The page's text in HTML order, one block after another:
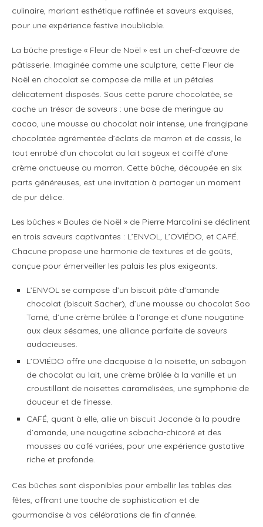
culinaire, mariant esthétique raffinée et saveurs exquises,
pour une expérience festive inoubliable.
La bûche prestige « Fleur de Noël » est un chef-d’œuvre de
pâtisserie. Imaginée comme une sculpture, cette Fleur de
Noël en chocolat se compose de mille et un pétales
délicatement disposés. Sous cette parure chocolatée, se
cache un trésor de saveurs : une base de meringue au
cacao, une mousse au chocolat noir intense, une frangipane
chocolatée agrémentée d’éclats de marron et de cassis, le
tout enrobé d’un chocolat au lait soyeux et coiffé d’une
crème onctueuse au marron. Cette bûche, découpée en six
parts généreuses, est une invitation à partager un moment
de pur délice.
Les bûches « Boules de Noël » de Pierre Marcolini se déclinent
en trois saveurs captivantes : L’ENVOL, L’OVIÉDO, et CAFÉ.
Chacune propose une harmonie de textures et de goûts,
conçue pour émerveiller les palais les plus exigeants.
L’ENVOL se compose d’un biscuit pâte d’amande
chocolat (biscuit Sacher), d’une mousse au chocolat Sao
Tomé, d’une crème brûlée à l’orange et d’une nougatine
aux deux sésames, une alliance parfaite de saveurs
audacieuses.
L’OVIÉDO offre une dacquoise à la noisette, un sabayon
de chocolat au lait, une crème brûlée à la vanille et un
croustillant de noisettes caramélisées, une symphonie de
douceur et de finesse.
CAFÉ, quant à elle, allie un biscuit Joconde à la poudre
d’amande, une nougatine sobacha-chicoré et des
mousses au café variées, pour une expérience gustative
riche et profonde.
Ces bûches sont disponibles pour embellir les tables des
fêtes, offrant une touche de sophistication et de
gourmandise à vos célébrations de fin d’année.